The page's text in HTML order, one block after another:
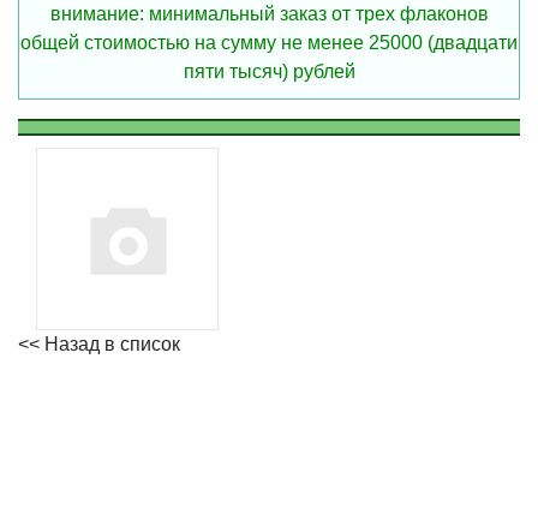
внимание: минимальный заказ от трех флаконов
общей стоимостью на сумму не менее 25000 (двадцати
пяти тысяч) рублей
<< Назад в список